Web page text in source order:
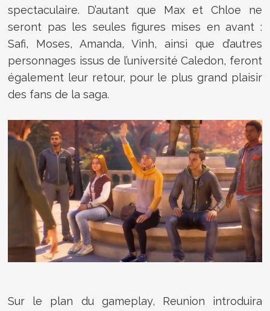
spectaculaire. D’autant que Max et Chloe ne
seront pas les seules figures mises en avant :
Safi, Moses, Amanda, Vinh, ainsi que d’autres
personnages issus de l’université Caledon, feront
également leur retour, pour le plus grand plaisir
des fans de la saga.
Sur le plan du gameplay, Reunion introduira